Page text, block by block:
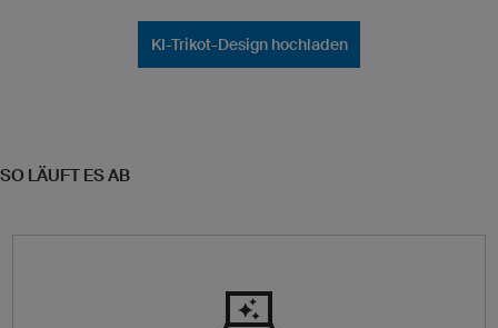
KI-Trikot-Design hochladen
SO LÄUFT ES AB